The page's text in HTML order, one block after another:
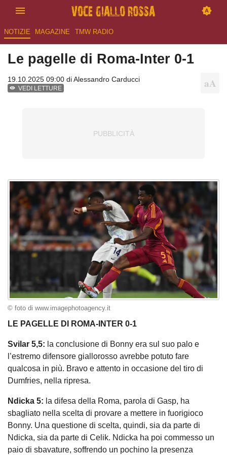
NOTIZIE MAGAZINE TMW RADIO
Le pagelle di Roma-Inter 0-1
19.10.2025 09:00 diAlessandro Carducci
VEDI LETTURE
© foto di www.imagephotoagency.it
LE PAGELLE DI ROMA-INTER 0-1
Svilar 5,5: la conclusione di Bonny era sul suo palo e
l’estremo difensore giallorosso avrebbe potuto fare
qualcosa in più. Bravo e attento in occasione del tiro di
Dumfries, nella ripresa.
Ndicka 5: la difesa della Roma, parola di Gasp, ha
sbagliato nella scelta di provare a mettere in fuorigioco
Bonny. Una questione di scelta, quindi, sia da parte di
Ndicka, sia da parte di Celik. Ndicka ha poi commesso un
paio di sbavature, soffrendo un pochino la presenza